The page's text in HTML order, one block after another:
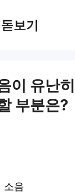
보기
이 유난
부분은?
소음